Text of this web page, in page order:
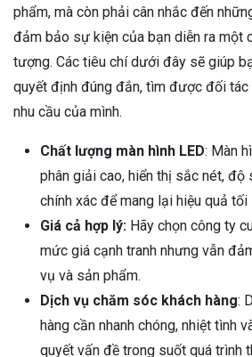
phẩm, mà còn phải cân nhắc đến
đảm bảo sự kiện của bạn diễn ra một
tượng. Các tiêu chí dưới đây sẽ giúp
quyết định đúng đắn, tìm được đối tác
nhu cầu của mình.
Chất lượng màn hình LED: Màn
phân giải cao, hiển thị sắc nét, độ
chính xác để mang lại hiệu quả
Giá cả hợp lý: Hãy chọn công ty
mức giá cạnh tranh nhưng vẫn
vụ và sản phẩm.
Dịch vụ chăm sóc khách hàng:
hàng cần nhanh chóng, nhiệt tình
quyết vấn đề trong suốt quá trình